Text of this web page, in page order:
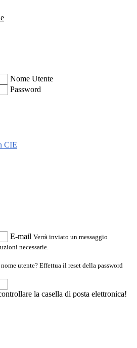
Nome Utente
Password
CIE
E-mail Verrà inviato un messaggio
necessarie.
utente? Effettua il reset della password
la casella di posta elettronica!